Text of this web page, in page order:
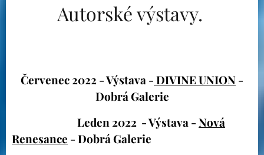
Autorské výstavy.
Červenec 2022 - Výstava -DIVINE UNION -
Dobrá Galerie
Leden 2022 - Výstava -Nová
Renesance - Dobrá Galerie